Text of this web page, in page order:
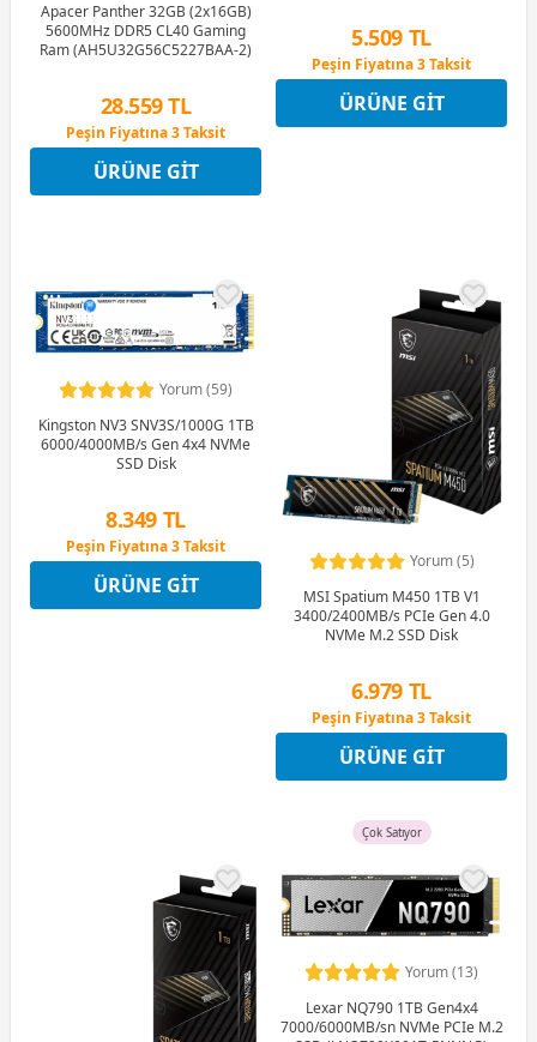
Apacer Panther 32GB (2x16GB)
5600MHz DDR5 CL40 Gaming
Ram (AH5U32G56C5227BAA-2)
28.559 TL
Peşin Fiyatına 3 Taksit
12 Ay x 3.360 TL taksitle
Peşin Fiyatına 3 Taksit
ÜRÜNE GIT
5.509 TL
Peşin Fiyatına 3 Taksit
12 Ay x 648 TL taksitle
Peşin Fiyatına 3 Taksit
ÜRÜNE GIT
Yorum (59)
Kingston NV3 SNV3S/1000G 1TB
6000/4000MB/s Gen 4x4 NVMe
SSD Disk
8.349 TL
Peşin Fiyatına 3 Taksit
12 Ay x 982 TL taksitle
Peşin Fiyatına 3 Taksit
ÜRÜNE GIT
Yorum (5)
MSI Spatium M450 1TB V1
3400/2400MB/s PCIe Gen 4.0
NVMe M.2 SSD Disk
6.979 TL
Peşin Fiyatına 3 Taksit
12 Ay x 821 TL taksitle
Peşin Fiyatına 3 Taksit
ÜRÜNE GIT
Çok Satıyor
Yorum (13)
Lexar NQ790 1TB Gen4x4
7000/6000MB/sn NVMe PCIe M.2